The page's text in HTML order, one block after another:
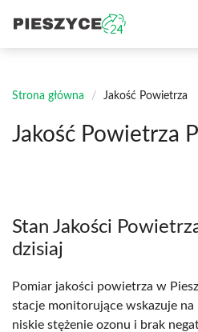
treści
Strona główna / Jakość Powietrza
Jakość Powietrza
Stan Jakości
dzisiaj
Pomiar jakości powietrza w
stacje monitorujące wskazuje
niskie stężenie ozonu i brak